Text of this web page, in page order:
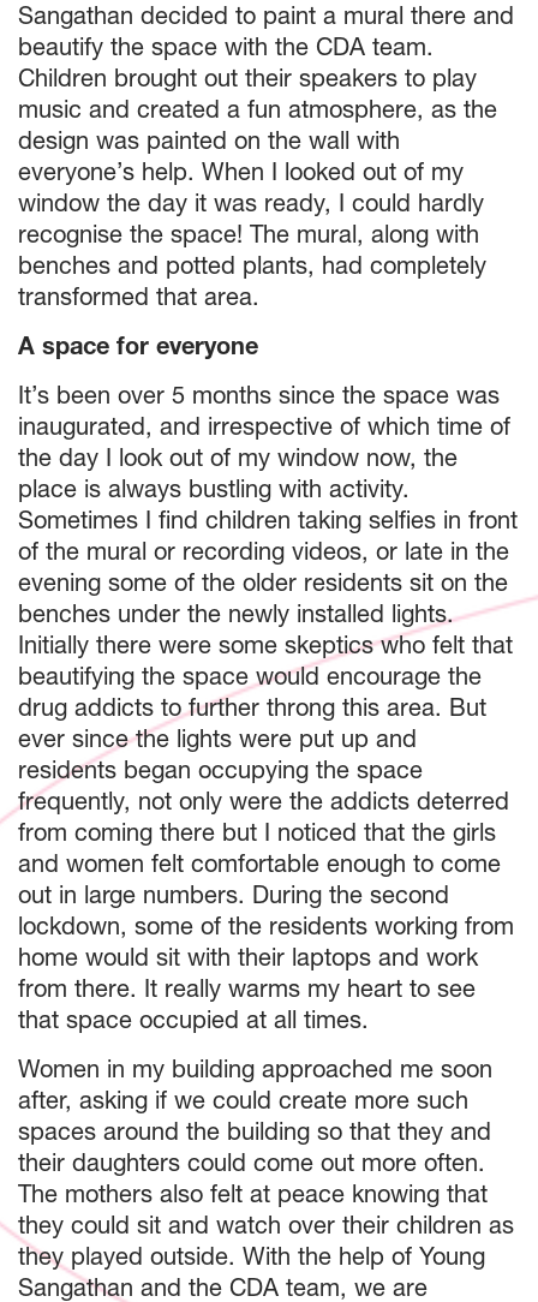
Sangathan decided to paint a mural there and
beautify the space with the CDA team.
Children brought out their speakers to play
music and created a fun atmosphere, as the
design was painted on the wall with
everyone’s help. When I looked out of my
window the day it was ready, I could hardly
recognise the space! The mural, along with
benches and potted plants, had completely
transformed that area.
A space for everyone
It’s been over 5 months since the space was
inaugurated, and irrespective of which time of
the day I look out of my window now, the
place is always bustling with activity.
Sometimes I find children taking selfies in front
of the mural or recording videos, or late in the
evening some of the older residents sit on the
benches under the newly installed lights.
Initially there were some skeptics who felt that
beautifying the space would encourage the
drug addicts to further throng this area. But
ever since the lights were put up and
residents began occupying the space
frequently, not only were the addicts deterred
from coming there but I noticed that the girls
and women felt comfortable enough to come
out in large numbers. During the second
lockdown, some of the residents working from
home would sit with their laptops and work
from there. It really warms my heart to see
that space occupied at all times.
Women in my building approached me soon
after, asking if we could create more such
spaces around the building so that they and
their daughters could come out more often.
The mothers also felt at peace knowing that
they could sit and watch over their children as
they played outside. With the help of Young
Sangathan and the CDA team, we are